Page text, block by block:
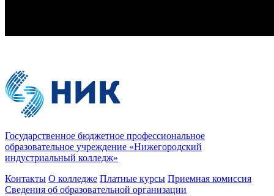
Государственное бюджетное профессиональное
образовательное учреждение «Нижегородский
индустриальный колледж»
Контакты О колледже Платные курсы Приемная комиссия
Сведения об образовательной организации